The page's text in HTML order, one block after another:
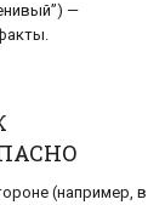
—
(например, в